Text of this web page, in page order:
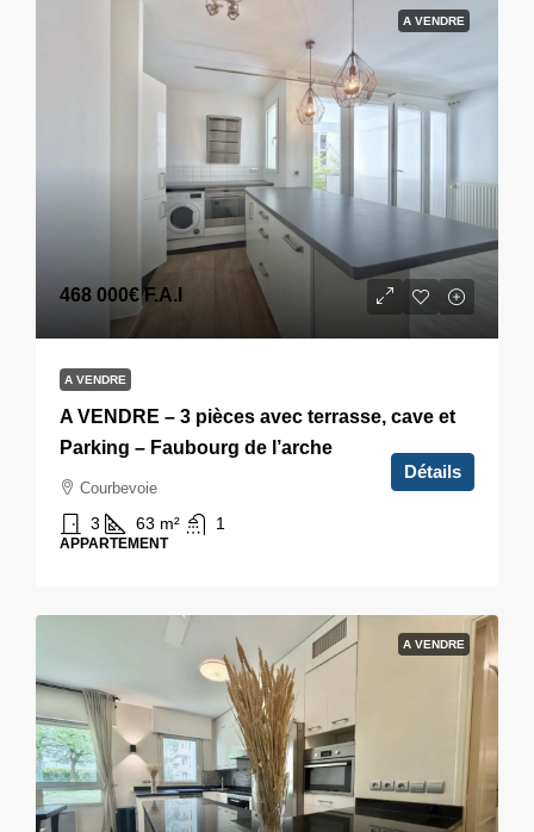
A VENDRE
468 000€F.A.I
A VENDRE
A VENDRE – 3 pièces avec terrasse, cave et
Parking – Faubourg de l’arche
Courbevoie
3 63 m² 1
APPARTEMENT
Détails
A VENDRE